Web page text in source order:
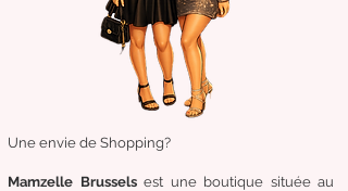
Une envie de Shopping?
Mamzelle Brussels est une boutique située au